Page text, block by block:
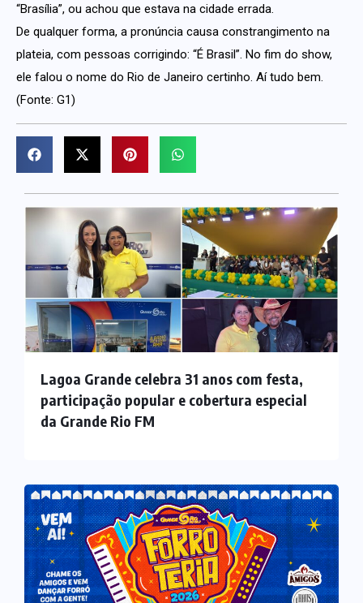
“Brasília”, ou achou que estava na cidade errada.
De qualquer forma, a pronúncia causa constrangimento na
plateia, com pessoas corrigindo: “É Brasil”. No fim do show,
ele falou o nome do Rio de Janeiro certinho. Aí tudo bem.
(Fonte: G1)
Lagoa Grande celebra 31 anos com festa,
participação popular e cobertura especial
da Grande Rio FM